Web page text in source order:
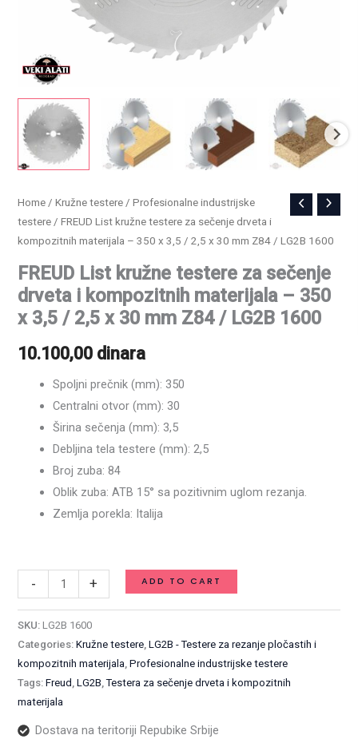
Home /Kružne testere /Profesionalne industrijske
testere / FREUD List kružne testere za sečenje drveta i
kompozitnih materijala – 350 x 3,5 / 2,5 x 30 mm Z84 / LG2B 1600
FREUD List kružne testere za sečenje
drveta i kompozitnih materijala – 350
x 3,5 / 2,5 x 30 mm Z84 / LG2B 1600
10.100,00 dinara
Spoljni prečnik (mm): 350
Centralni otvor (mm): 30
Širina sečenja (mm): 3,5
Debljina tela testere (mm): 2,5
Broj zuba: 84
Oblik zuba: ATB 15° sa pozitivnim uglom rezanja.
Zemlja porekla: Italija
-
FREUD
List
kružne
testere
za
sečenje
drveta
i
30
Z84
LG2B
1600
quantity
+ ADD TO CART
SKU:LG2B 1600
Categories:Kružne testere ,LG2B - Testere za rezanje pločastih i
kompozitnih materijala ,Profesionalne industrijske testere
Tags:Freud ,LG2B ,Testera za sečenje drveta i kompozitnih
materijala
Dostava na teritoriji Repubike Srbije